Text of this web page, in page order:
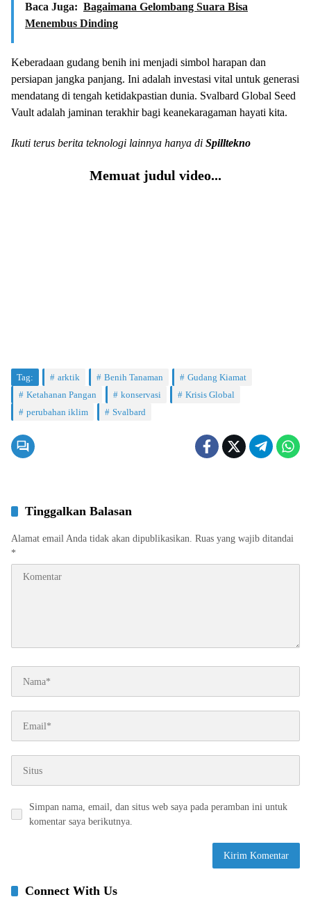
Baca Juga: Bagaimana Gelombang Suara Bisa
Menembus Dinding
Keberadaan gudang benih ini menjadi simbol harapan dan
persiapan jangka panjang. Ini adalah investasi vital untuk generasi
mendatang di tengah ketidakpastian dunia. Svalbard Global Seed
Vault adalah jaminan terakhir bagi keanekaragaman hayati kita.
Ikuti terus berita teknologi lainnya hanya di Spilltekno
Memuat judul video...
Tag: arktik Benih Tanaman
Gudang Kiamat
Ketahanan Pangan
konservasi
Krisis Global
perubahan iklim
Svalbard
Tinggalkan Balasan
Alamat email Anda tidak akan dipublikasikan. Ruas yang wajib ditandai
*
Simpan nama, email, dan situs web saya pada peramban ini untuk
komentar saya berikutnya.
Connect With Us